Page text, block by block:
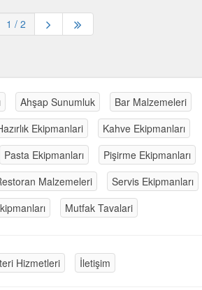
1 / 2
Ahşap Sunumluk
Bar Malzemeleri
Ekipmanlari
Kahve Ekipmanları
Pasta Ekipmanları
Pişirme Ekipmanları
Malzemeleri
Servis Ekipmanları
Mutfak Tavalari
Hizmetleri İletişim